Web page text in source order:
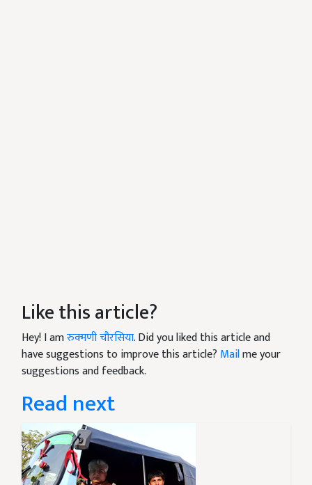
Like this article?
Hey! I amरुक्मणी चौरसिया. Did you liked this article and
have suggestions to improve this article? Mailme your
suggestions and feedback.
Read next